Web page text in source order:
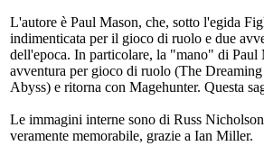
L'autore è Paul Mason, che, sotto l'egida
indimenticata per il gioco di ruolo e due
dell'epoca. In particolare, la "mano" di Paul
avventura per gioco di ruolo (The
Abyss) e ritorna con Magehunter. Questa
Le immagini interne sono di Russ
veramente memorabile, grazie a Ian Miller.